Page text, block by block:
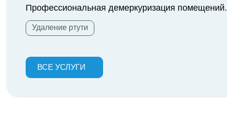
Профессиональная демеркуризация помещений.
Удаление ртути
ВСЕ УСЛУГИ